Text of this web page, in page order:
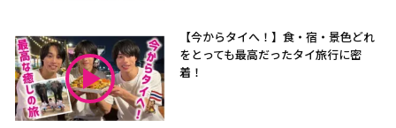
【今からタイへ！】食・宿・景色どれ
をとっても最高だったタイ旅行に密
着！